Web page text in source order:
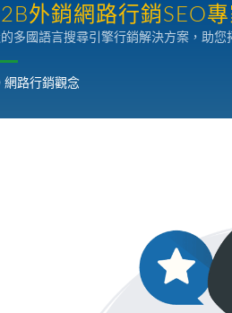
外銷網路行銷SEO專
多國語言搜尋引擎行銷解決方案，助您
網路行銷觀念